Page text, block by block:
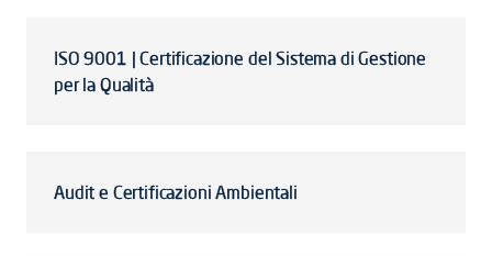
ISO 9001 | Certificazione del Sistema di Gestione
per la Qualità
Audit e Certificazioni Ambientali